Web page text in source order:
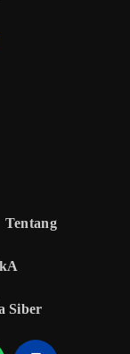
Tentang
Siber